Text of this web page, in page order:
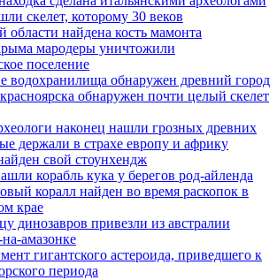
скелет, которому 30 веков
области найдена кость мамонта
мародеры уничтожили
поселение
водохранилища обнаружен древний город
обнаружен почти целый скелет
наконец нашли грозных древних
держали в страхе европу и африку
свой стоунхендж
корабль кука у берегов род-айленда
коралл найден во время раскопок в
крае
динозавров привезли из австралии
амазонке
гигантского астероида, приведшего к
периода